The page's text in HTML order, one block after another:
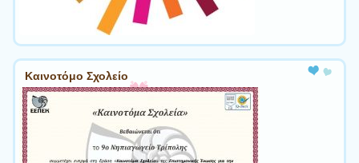
Καινοτόμο Σχολείο